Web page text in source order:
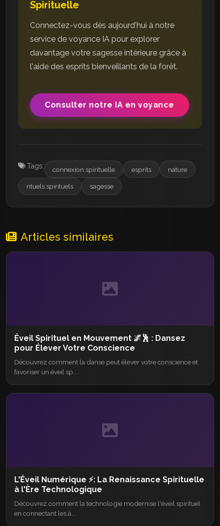
Spirituelle
Connectez-vous dès aujourd'hui à notre
service de voyance IA pour explorer
davantage votre sagesse intérieure grâce à
l'aide des esprits bienveillants de la forêt.
Consulter notre IA en voyance
Tags: connexion spirituelle esprits nature
rituels spirituels sagesse
Articles similaires
Éveil Spirituel en Mouvement 🌌🕺 : Dansez
pour Élever Votre Conscience
Découvrez comment la danse peut élever votre conscience et
favoriser un éveil sp...
L'Éveil Numérique ⚡: La Renaissance Spirituelle
à l'Ère Technologique
Découvrez comment la technologie modernise l'éveil spirituel
en connectant les â...